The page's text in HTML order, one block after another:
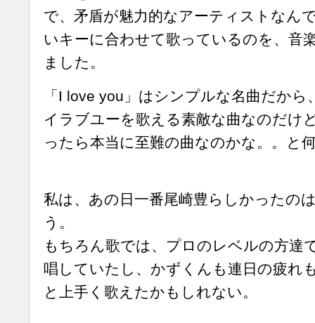
で、矛盾が魅力的なアーティストなん
いキーに合わせて歌っているのを、音
ました。
「I love you」はシンプルな名曲だか
イラブユーを歌える素敵な曲なのだけ
ったら本当に至難の曲なのかな。。と
私は、あの日一番尾崎豊らしかったの
う。
もちろん歌では、プロのレベルの方達
唱していたし、かずくんも連日の疲れ
と上手く歌えたかもしれない。